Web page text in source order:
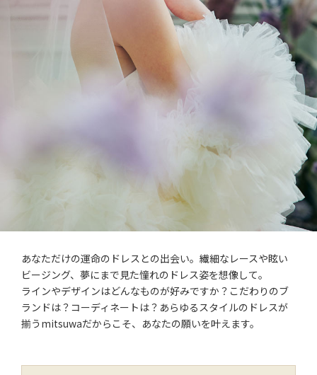
あなただけの運命のドレスとの出会い。繊細なレースや眩い
ビージング、夢にまで見た憧れのドレス姿を想像して。
ラインやデザインはどんなものが好みですか？こだわりのブ
ランドは？コーディネートは？あらゆるスタイルのドレスが
揃うmitsuwaだからこそ、あなたの願いを叶えます。